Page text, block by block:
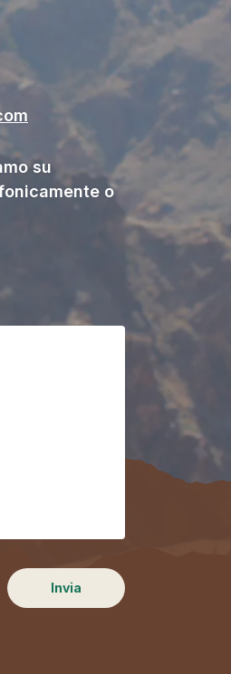
su
o
Invia